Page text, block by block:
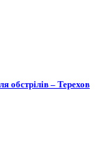
обстрілів – Терехов